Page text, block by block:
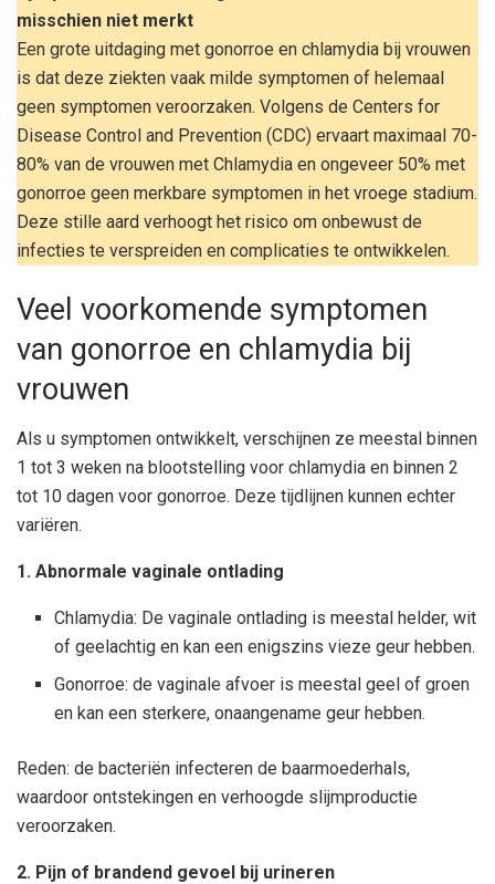
misschien niet merkt
Een grote uitdaging met gonorroe en chlamydia bij vrouwen
is dat deze ziekten vaak milde symptomen of helemaal
geen symptomen veroorzaken. Volgens de Centers for
Disease Control and Prevention (CDC) ervaart maximaal 70-
80% van de vrouwen met Chlamydia en ongeveer 50% met
gonorroe geen merkbare symptomen in het vroege stadium.
Deze stille aard verhoogt het risico om onbewust de
infecties te verspreiden en complicaties te ontwikkelen.
Veel voorkomende symptomen
van gonorroe en chlamydia bij
vrouwen
Als u symptomen ontwikkelt, verschijnen ze meestal binnen
1 tot 3 weken na blootstelling voor chlamydia en binnen 2
tot 10 dagen voor gonorroe. Deze tijdlijnen kunnen echter
variëren.
1. Abnormale vaginale ontlading
Chlamydia: De vaginale ontlading is meestal helder, wit
of geelachtig en kan een enigszins vieze geur hebben.
Gonorroe: de vaginale afvoer is meestal geel of groen
en kan een sterkere, onaangename geur hebben.
Reden: de bacteriën infecteren de baarmoederhals,
waardoor ontstekingen en verhoogde slijmproductie
veroorzaken.
2. Pijn of brandend gevoel bij urineren